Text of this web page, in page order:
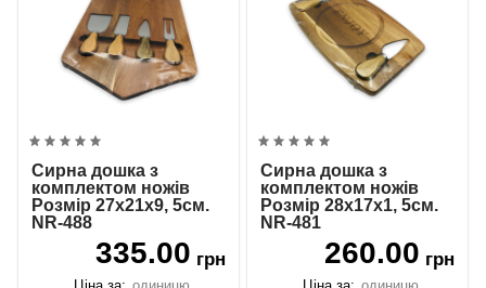
Сирна дошка з
комплектом ножів
Розмір 27х21х9, 5см.
NR-488
335.00 грн
Сирна дошка з
комплектом ножів
Розмір 28х17х1, 5см.
NR-481
260.00 грн